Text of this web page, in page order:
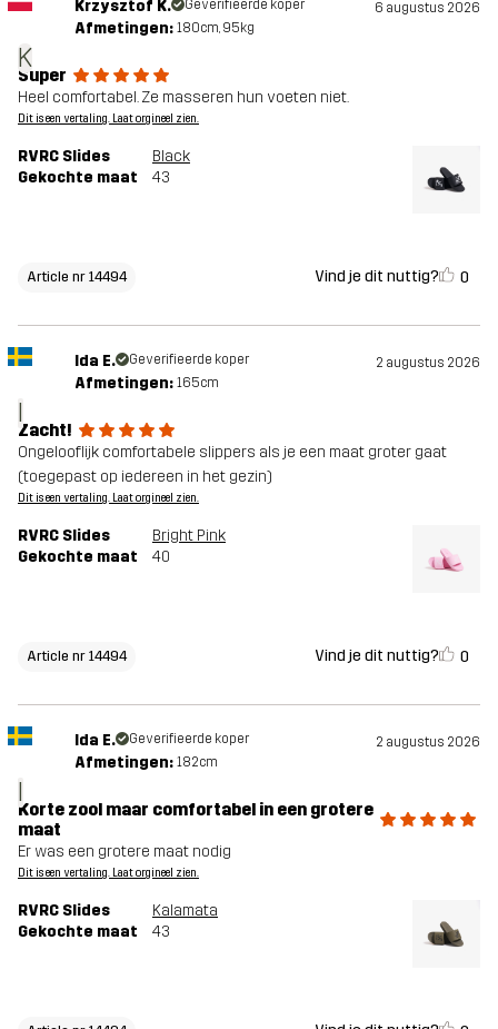
K
Krzysztof K. Geverifieerde koper 6 augustus 2026
Afmetingen: 180cm, 95kg
Super
Heel comfortabel. Ze masseren hun voeten niet.
Dit is een vertaling. Laat orgineel zien.
RVRC Slides
Black
Gekochte maat
43
Article nr 14494 Vind je dit nuttig? 0
I
Ida E. Geverifieerde koper 2 augustus 2026
Afmetingen: 165cm
Zacht!
Ongelooflijk comfortabele slippers als je een maat groter gaat
(toegepast op iedereen in het gezin)
Dit is een vertaling. Laat orgineel zien.
RVRC Slides
Bright Pink
Gekochte maat
40
Article nr 14494 Vind je dit nuttig? 0
I
Ida E. Geverifieerde koper 2 augustus 2026
Afmetingen: 182cm
Korte zool maar comfortabel in een grotere
maat
Er was een grotere maat nodig
Dit is een vertaling. Laat orgineel zien.
RVRC Slides
Kalamata
Gekochte maat
43